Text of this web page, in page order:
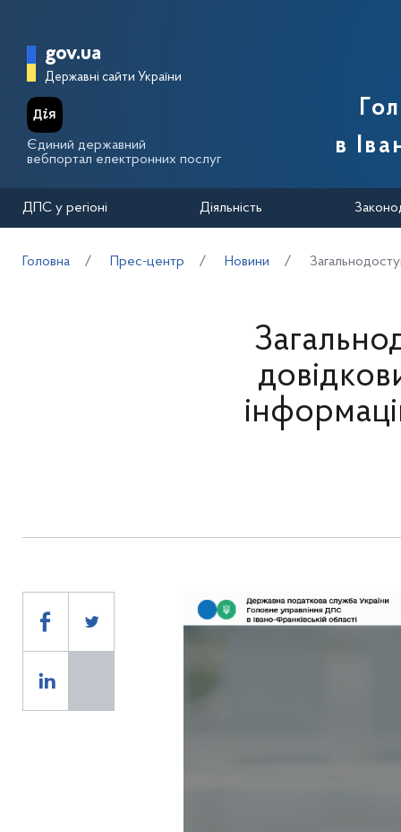
Головна сторінка Державної
gov.ua
Державні сайти України
Єдиний державний
вебпортал електронних послуг
в
ДПС у регіоні Діяльність
Головна Прес-центр Новини